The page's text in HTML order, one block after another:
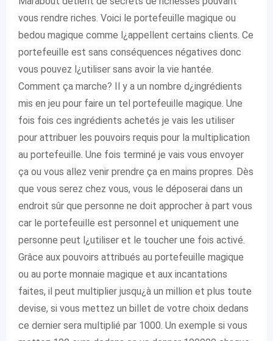
vous rendre riches. Voici le portefeuille magique ou
bedou magique comme l¿appellent certains clients. Ce
portefeuille est sans conséquences négatives donc
vous pouvez l¿utiliser sans avoir la vie hantée.
Comment ça marche? Il y a un nombre d¿ingrédients
mis en jeu pour faire un tel portefeuille magique. Une
fois fois ces ingrédients achetés je vais les utiliser
pour attribuer les pouvoirs requis pour la multiplication
au portefeuille. Une fois terminé je vais vous envoyer
ça ou vous allez venir prendre ça en mains propres. Dès
que vous serez chez vous, vous le déposerai dans un
endroit sûr que personne ne doit approcher à part vous
car le portefeuille est personnel et uniquement une
personne peut l¿utiliser et le toucher une fois activé.
Grâce aux pouvoirs attribués au portefeuille magique
ou au porte monnaie magique et aux incantations
faites, il peut multiplier jusqu¿à un million et plus toute
devise, si vous mettez un billet de votre choix dedans
ce dernier sera multiplié par 1000. Un exemple si vous